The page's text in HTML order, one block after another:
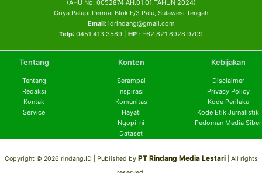
(AHU No: 0052874.AH.01.01.TAHUN 2024)
Griya Palupi Permai Blok F/3 Palu, Sulawesi Tengah
Email: idrindang@gmail.com
Telp: 0451 413 3589 | HP : +62 821 8928 9709
Tentang
Tentang
Redaksi
Kontak
Service
Konten
Serampai
Inspirasi
Komunitas
Hayati
Ngopi-ni
Dataset
Kebijakan
Disclaimer
Privacy Policy
Kode Perilaku
Kode Etik Jurnalistik
Pedoman Media Siber
Copyright © 2026 rindang.ID | Published by PT Rindang Media Lestari| All rights